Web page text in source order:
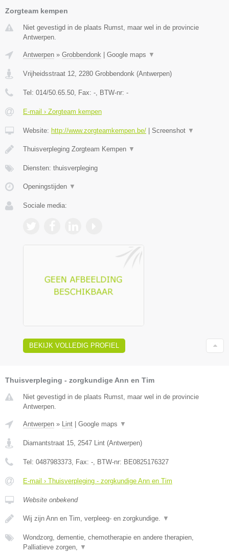
Zorgteam kempen
Niet gevestigd in de plaats Rumst, maar wel in de provincie
Antwerpen.
Antwerpen » Grobbendonk Google maps ▼
Vrijheidsstraat 12, 2280 Grobbendonk (Antwerpen)
Tel: 014/50.65.50, Fax: -, BTW-nr: -
E-mail › Zorgteam kempen
Website: http://www.zorgteamkempen.be/ Screenshot ▼
Thuisverpleging Zorgteam Kempen ▼
Diensten: thuisverpleging
Openingstijden ▼
Sociale media:
BEKIJK VOLLEDIG PROFIEL
Thuisverpleging - zorgkundige Ann en Tim
Niet gevestigd in de plaats Rumst, maar wel in de provincie
Antwerpen.
Antwerpen » Lint Google maps ▼
Diamantstraat 15 2547 Lint (Antwerpen)
Tel: 0487983373 , Fax: - , BTW-nr: BE0825176327
E-mail › Thuisverpleging - zorgkundige Ann en Tim
Website onbekend
Wij zijn Ann en Tim, verpleeg- en zorgkundige. ▼
Wondzorg, dementie, chemotherapie en andere therapien,
Palliatieve zorgen,
▼